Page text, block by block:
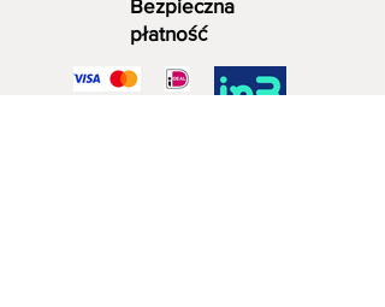
Bezpieczna
płatność